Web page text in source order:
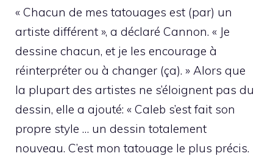
« Chacun de mes tatouages ​​est (par) un
artiste différent », a déclaré Cannon. « Je
dessine chacun, et je les encourage à
réinterpréter ou à changer (ça). » Alors que
la plupart des artistes ne s’éloignent pas du
dessin, elle a ajouté: « Caleb s’est fait son
propre style … un dessin totalement
nouveau. C’est mon tatouage le plus précis.